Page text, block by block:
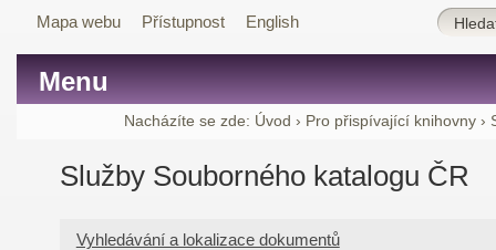
Mapa webu Přístupnost English
Menu
Nacházíte se zde: Úvod › Pro přispívající knihovny ›
Služby Souborného katalogu ČR
Vyhledávání a lokalizace dokumentů